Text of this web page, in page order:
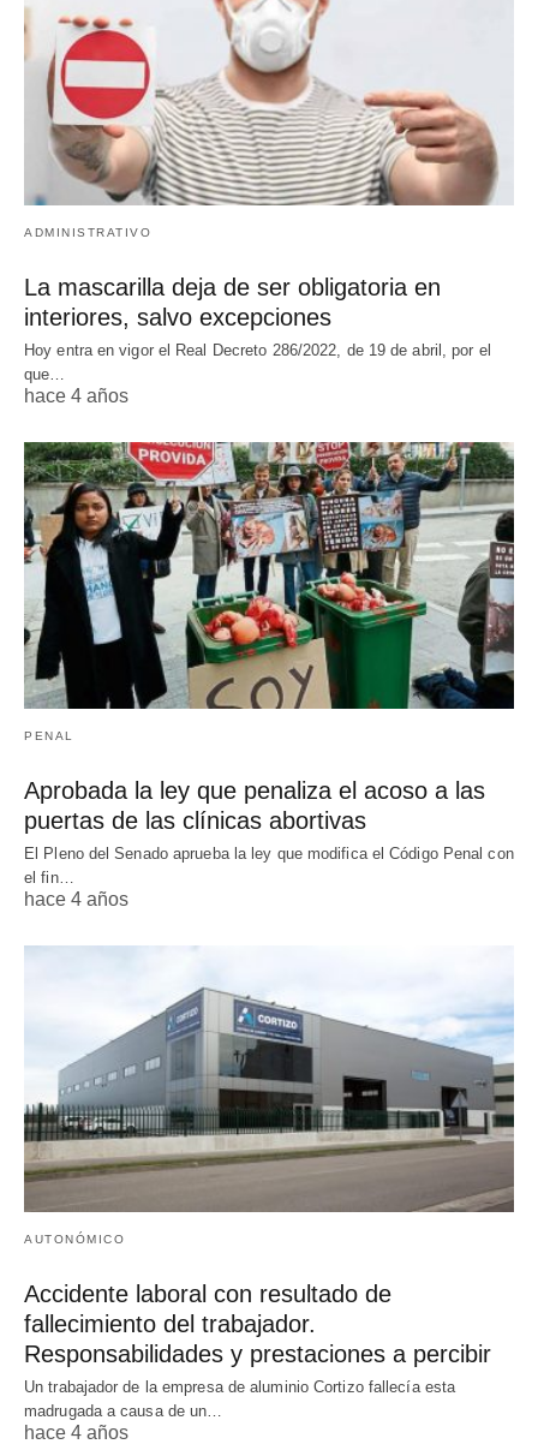
ADMINISTRATIVO
La mascarilla deja de ser obligatoria en
interiores, salvo excepciones
Hoy entra en vigor el Real Decreto 286/2022, de 19 de abril, por el
que…
hace 4 años
PENAL
Aprobada la ley que penaliza el acoso a las
puertas de las clínicas abortivas
El Pleno del Senado aprueba la ley que modifica el Código Penal con
el fin…
hace 4 años
AUTONÓMICO
Accidente laboral con resultado de
fallecimiento del trabajador.
Responsabilidades y prestaciones a percibir
Un trabajador de la empresa de aluminio Cortizo fallecía esta
madrugada a causa de un…
hace 4 años